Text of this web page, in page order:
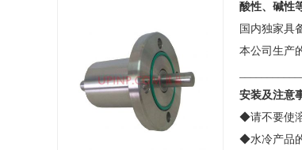
酸性、碱性
国内独家具
本公司生产
安装及注意
◆请不要使
◆水冷产品